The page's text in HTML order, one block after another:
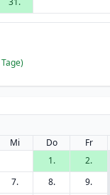
Tage)
Mi Do Fr
1.
2.
7. 8. 9.